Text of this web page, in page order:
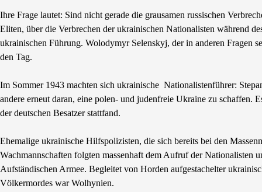
Ihre Frage lautet: Sind nicht gerade die grausamen russischen
Eliten, über die Verbrechen der ukrainischen Nationalisten während
ukrainischen Führung. Wolodymyr Selenskyj, der in anderen Fragen
den Tag.
Im Sommer 1943 machten sich ukrainische Nationalistenführer:
andere erneut daran, eine polen- und judenfreie Ukraine zu
der deutschen Besatzer stattfand.
Ehemalige ukrainische Hilfspolizisten, die sich bereits bei den
Wachmannschaften folgten massenhaft dem Aufruf der Nationalisten
Aufständischen Armee. Begleitet von Horden aufgestachelter
Völkermordes war Wolhynien.